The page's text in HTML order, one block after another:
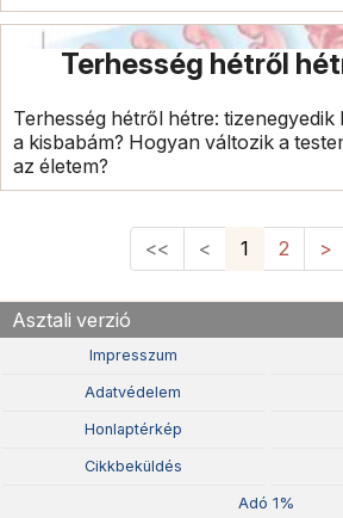
Terhesség hétről
Terhesség hétről hétre:
a kisbabám? Hogyan változik a
az életem?
<< < 1 2 >
Asztali verzió
Impresszum
Adatvédelem
Honlaptérkép
Cikkbeküldés
Adó 1%